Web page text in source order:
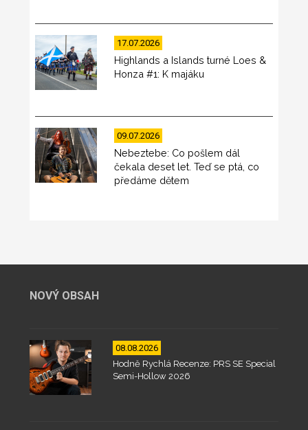
17.07.2026
Highlands a Islands turné Loes &
Honza #1: K majáku
09.07.2026
Nebeztebe: Co pošlem dál
čekala deset let. Teď se ptá, co
předáme dětem
NOVÝ OBSAH
08.08.2026
Hodně Rychlá Recenze: PRS SE Special
Semi-Hollow 2026